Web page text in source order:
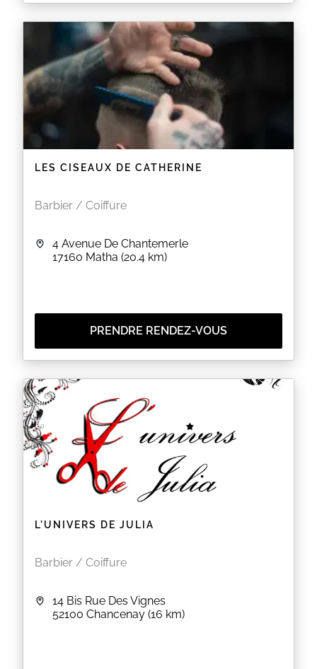
LES CISEAUX DE CATHERINE
Barbier / Coiffure
4 Avenue De Chantemerle
17160 Matha (20.4 km)
PRENDRE RENDEZ-VOUS
L'UNIVERS DE JULIA
Barbier / Coiffure
14 Bis Rue Des Vignes
52100 Chancenay (16 km)